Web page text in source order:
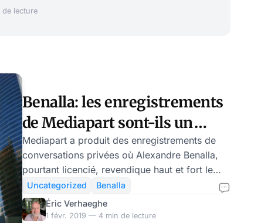
lecture
Benalla: les enregistrements
de Mediapart sont-ils un
avertissement à Macron?
Mediapart a produit des enregistrements de
conversations privées où Alexandre Benalla,
pourtant licencié, revendique haut et fort le
soutien du Président de la République. Tout
laisse par ailleurs à penser que Benalla a
probablement menti à la commission
Uncategorized
Benalla
Éric Verhaeghe
1 févr. 2019 — 4 min de lecture